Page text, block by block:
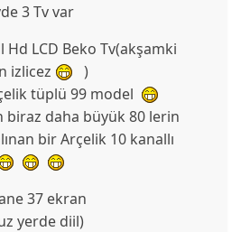
3 Tv var
Hd LCD Beko Tv(akşamki
izlicez
)
tüplü 99 model
biraz daha büyük 80 lerin
bir Arçelik 10 kanallı
37 ekran
yerde diil)